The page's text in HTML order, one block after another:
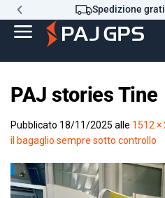
Spedizione
PAJ stories Tine
Pubblicato 18/11/2025 alle 1512 ×
il bagaglio sempre sotto controllo